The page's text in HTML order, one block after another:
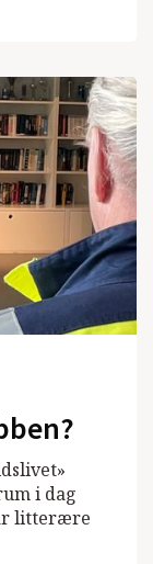
i dag
litterære